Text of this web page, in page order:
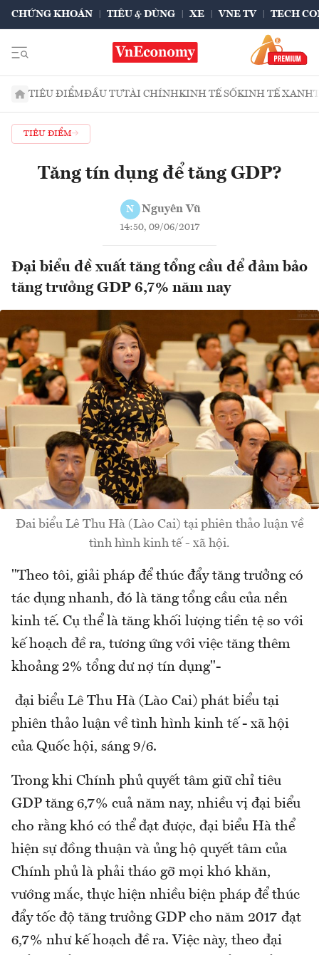
CHỨNG KHOÁN TIÊU & DÙNG XE VNE TV TECH
TIÊU ĐIỂMĐẦU TƯTÀI CHÍNHKINH TẾ SỐKINH TẾ XANH
TIÊU ĐIỂM
Tăng tín dụng để tăng GDP?
N Nguyên Vũ
14:50, 09/06/2017
Đại biểu đề xuất tăng tổng cầu để đảm bảo
tăng trưởng GDP 6,7% năm nay
Đai biểu Lê Thu Hà (Lào Cai) tại phiên thảo luận về
tình hình kinh tế - xã hội.
"Theo tôi, giải pháp để thúc đẩy tăng trưởng có
tác dụng nhanh, đó là tăng tổng cầu của nền
kinh tế. Cụ thể là tăng khối lượng tiền tệ so với
kế hoạch đề ra, tương ứng với việc tăng thêm
khoảng 2% tổng dư nợ tín dụng"-
đại biểu Lê Thu Hà (Lào Cai) phát biểu tại
phiên thảo luận về tình hình kinh tế - xã hội
của Quốc hội, sáng 9/6.
Trong khi Chính phủ quyết tâm giữ chỉ tiêu
GDP tăng 6,7% cuả năm nay, nhiều vị đại biểu
cho rằng khó có thể đạt được, đại biểu Hà thể
hiện sự đồng thuận và ủng hộ quyết tâm của
Chính phủ là phải tháo gỡ mọi khó khăn,
vướng mắc, thực hiện nhiều biện pháp để thúc
đẩy tốc độ tăng trưởng GDP cho năm 2017 đạt
6,7% như kế hoạch đề ra. Việc này, theo đại